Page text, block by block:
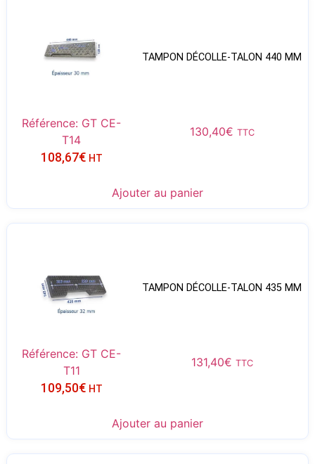
TAMPON DÉCOLLE-TALON 440 MM
Référence: GT CE-
T14
130,40€ TTC
108,67€ HT
Ajouter au panier
TAMPON DÉCOLLE-TALON 435 MM
Référence: GT CE-
T11
131,40€ TTC
109,50€ HT
Ajouter au panier